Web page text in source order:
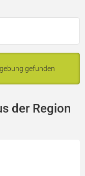
gefunden
der Region